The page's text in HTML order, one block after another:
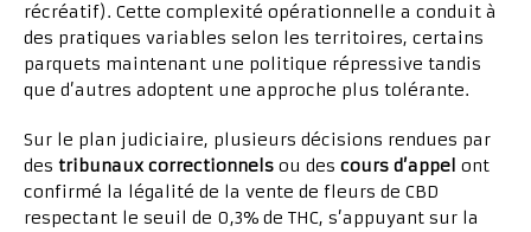
récréatif). Cette complexité opérationnelle a conduit à
des pratiques variables selon les territoires, certains
parquets maintenant une politique répressive tandis
que d’autres adoptent une approche plus tolérante.
Sur le plan judiciaire, plusieurs décisions rendues par
des tribunaux correctionnels ou des cours d’appel ont
confirmé la légalité de la vente de fleurs de CBD
respectant le seuil de 0,3% de THC, s’appuyant sur la